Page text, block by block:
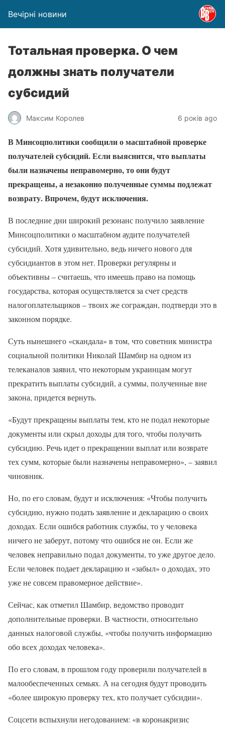
Вечірні новини
Тотальная проверка. О чем
должны знать получатели
субсидий
Максим Королев 6 років ago
В Минсоцполитики сообщили о масштабной проверке
получателей субсидий. Если выяснится, что выплаты
были назначены неправомерно, то они будут
прекращены, а незаконно полученные суммы подлежат
возврату. Впрочем, будут исключения.
В последние дни широкий резонанс получило заявление
Минсоцполитики о масштабном аудите получателей
субсидий. Хотя удивительно, ведь ничего нового для
субсидиантов в этом нет. Проверки регулярны и
объективны – считаешь, что имеешь право на помощь
государства, которая осуществляется за счет средств
налогоплательщиков – твоих же сограждан, подтверди это в
законном порядке.
Суть нынешнего «скандала» в том, что советник министра
социальной политики Николай Шамбир на одном из
телеканалов заявил, что некоторым украинцам могут
прекратить выплаты субсидий, а суммы, полученные вне
закона, придется вернуть.
«Будут прекращены выплаты тем, кто не подал некоторые
документы или скрыл доходы для того, чтобы получить
субсидию. Речь идет о прекращении выплат или возврате
тех сумм, которые были назначены неправомерно», – заявил
чиновник.
Но, по его словам, будут и исключения: «Чтобы получить
субсидию, нужно подать заявление и декларацию о своих
доходах. Если ошибся работник службы, то у человека
ничего не заберут, потому что ошибся не он. Если же
человек неправильно подал документы, то уже другое дело.
Если человек подает декларацию и «забыл» о доходах, это
уже не совсем правомерное действие».
Сейчас, как отметил Шамбир, ведомство проводит
дополнительные проверки. В частности, относительно
данных налоговой службы, «чтобы получить информацию
обо всех доходах человека».
По его словам, в прошлом году проверили получателей в
малообеспеченных семьях. А на сегодня будут проводить
«более широкую проверку тех, кто получает субсидии».
Соцсети вспыхнули негодованием: «в коронакризис